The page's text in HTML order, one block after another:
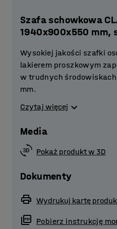
Szafa schowkowa
1940x900x550 mm,
Wysokiej jakości szafki
lakierem proszkowym
w trudnych
mm.
Szafy metalowe to
sportowych itp.
Wzmocnione drzwi
zapobiegają
proszkowo na kolor
Czytaj więcej
Media
Pokaż produkt w 3D
Dokumenty
Wydrukuj kartę
Pobierz instrukcję